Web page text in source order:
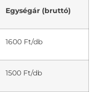
Egységár (bruttó)
1600 Ft/db
1500 Ft/db